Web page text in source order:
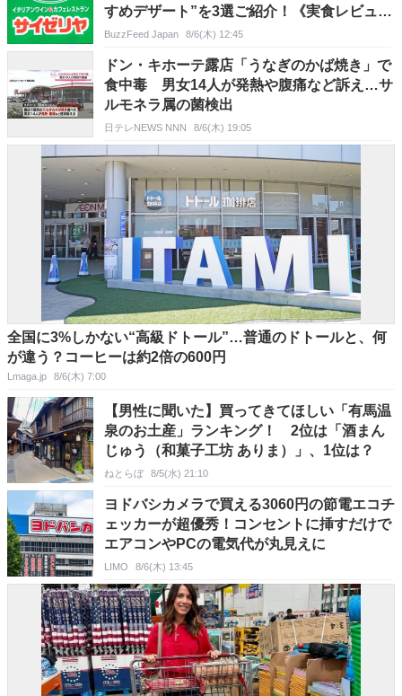
すめデザート”を3選ご紹介！《実食レビュ
ー》
BuzzFeed Japan 8/6(木) 12:45
ドン・キホーテ露店「うなぎのかば焼き」で
食中毒 男女14人が発熱や腹痛など訴え…サ
ルモネラ属の菌検出
日テレNEWS NNN 8/6(木) 19:05
全国に3%しかない“高級ドトール”…普通のドトールと、何
が違う？コーヒーは約2倍の600円
Lmaga.jp 8/6(木) 7:00
【男性に聞いた】買ってきてほしい「有馬温
泉のお土産」ランキング！ 2位は「酒まん
じゅう（和菓子工坊 ありま）」、1位は？
ねとらぼ 8/5(水) 21:10
ヨドバシカメラで買える3060円の節電エコチ
ェッカーが超優秀！コンセントに挿すだけで
エアコンやPCの電気代が丸見えに
LIMO 8/6(木) 13:45